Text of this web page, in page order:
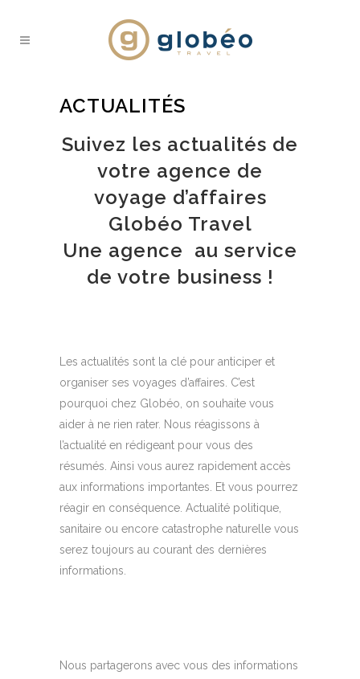
ACTUALITÉS
Suivez les actualités de
votre agence de
voyage d’affaires
Globéo Travel
Une agence au service
de votre business !
Les actualités sont la clé pour anticiper et
organiser ses voyages d’affaires. C’est
pourquoi chez Globéo, on souhaite vous
aider à ne rien rater. Nous réagissons à
l’actualité en rédigeant pour vous des
résumés. Ainsi vous aurez rapidement accès
aux informations importantes. Et vous pourrez
réagir en conséquence. Actualité politique,
sanitaire ou encore catastrophe naturelle vous
serez toujours au courant des dernières
informations.
Nous partagerons avec vous des informations